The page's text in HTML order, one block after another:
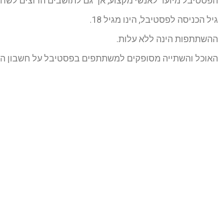
גיל הכניסה לפסטיבל, הינו מגיל 18.
ההשתתפות הינה ללא עלות.
האוכל והשתייה מסופקים למשתתפים בפסטיבל על חשבון